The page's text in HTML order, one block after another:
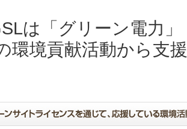
は「グリーン電力
環境貢献活動から支